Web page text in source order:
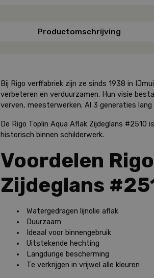
Productomschrijving
Bij Rigo verffabriek zijn ze sinds 1938 in
verbeteren en verduurzamen. Hun visie
verven, meesterwerken. Al 3 generaties lang
De Rigo Toplin Aqua Aflak Zijdeglans #2510
historisch binnen schilderwerk.
Voordelen
Zijdeglans
Watergedragen lijnolie aflak
Duurzaam
Ideaal voor binnengebruik
Uitstekende hechting
Langdurige bescherming
Te verkrijgen in vrijwel alle kleuren